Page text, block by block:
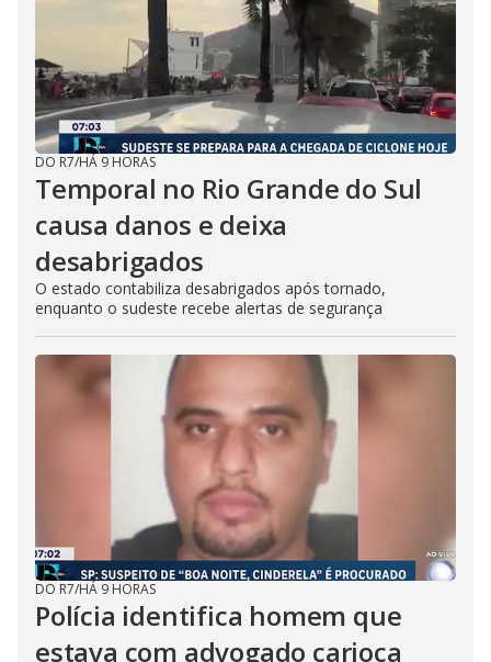
DO R7/HÁ 9 HORAS
Temporal no Rio Grande do Sul
causa danos e deixa
desabrigados
O estado contabiliza desabrigados após tornado,
enquanto o sudeste recebe alertas de segurança
DO R7/HÁ 9 HORAS
Polícia identifica homem que
estava com advogado carioca